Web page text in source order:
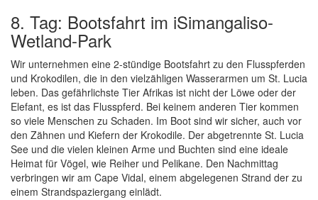
8. Tag: Bootsfahrt im iSimangaliso-
Wetland-Park
Wir unternehmen eine 2-stündige Bootsfahrt zu den Flusspferden
und Krokodilen, die in den vielzähligen Wasserarmen um St. Lucia
leben. Das gefährlichste Tier Afrikas ist nicht der Löwe oder der
Elefant, es ist das Flusspferd. Bei keinem anderen Tier kommen
so viele Menschen zu Schaden. Im Boot sind wir sicher, auch vor
den Zähnen und Kiefern der Krokodile. Der abgetrennte St. Lucia
See und die vielen kleinen Arme und Buchten sind eine ideale
Heimat für Vögel, wie Reiher und Pelikane. Den Nachmittag
verbringen wir am Cape Vidal, einem abgelegenen Strand der zu
einem Strandspaziergang einlädt.